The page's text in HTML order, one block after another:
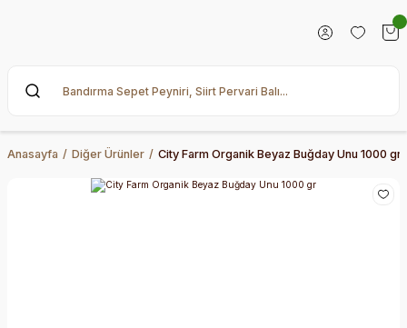
Anasayfa Diğer Ürünler City Farm Organik Beyaz Buğday Unu 1000 gr